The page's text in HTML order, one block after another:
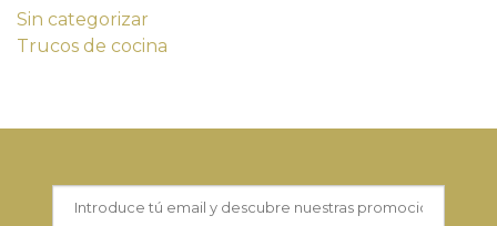
Sin categorizar
Trucos de cocina